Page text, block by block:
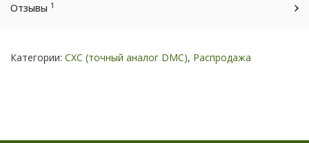
Отзывы 1
Категории: СХС (точный аналог DMC), Распродажа